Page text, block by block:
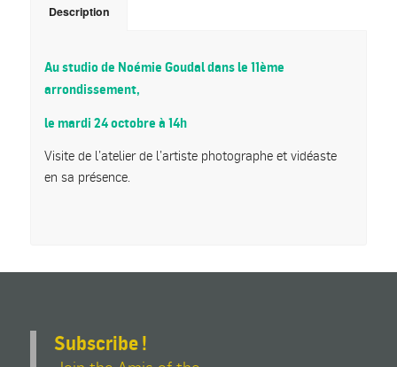
Description
Au studio de Noémie Goudal dans le 11ème
arrondissement,
le mardi 24 octobre à 14h
Visite de l’atelier de l’artiste photographe et vidéaste
en sa présence.
Subscribe !